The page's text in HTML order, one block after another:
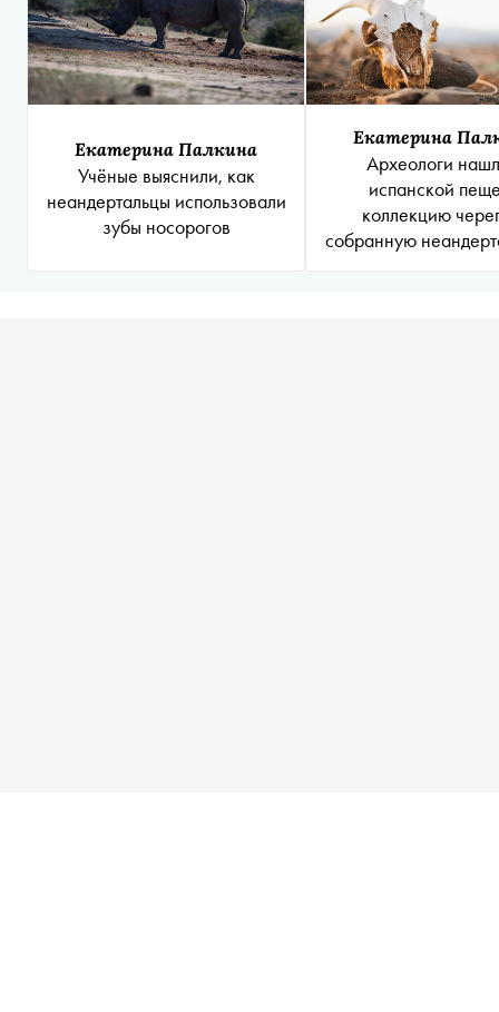
Екатерина Палкина
Учёные выяснили, как
неандертальцы использовали
зубы носорогов
Екатерина
Археологи
испанской
коллекцию
собранную